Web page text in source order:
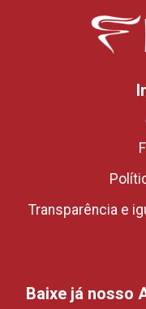
Transparência e
Baixe já nosso